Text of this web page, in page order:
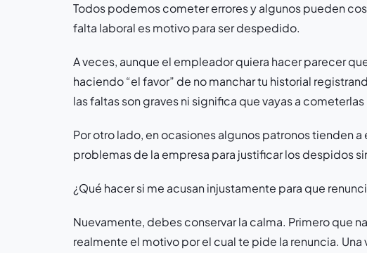
Todos podemos cometer errores y algunos pueden
falta laboral es motivo para ser despedido.
A veces, aunque el empleador quiera hacer parecer
haciendo “el favor” de no manchar tu historial
las faltas son graves ni significa que vayas a
Por otro lado, en ocasiones algunos patronos tienden
problemas de la empresa para justificar los despidos
¿Qué hacer si me acusan injustamente para que
Nuevamente, debes conservar la calma. Primero que
realmente el motivo por el cual te pide la renuncia.